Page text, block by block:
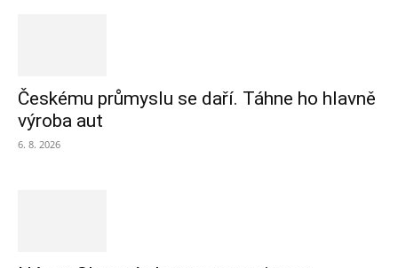
Českému průmyslu se daří. Táhne ho hlavně
výroba aut
6. 8. 2026